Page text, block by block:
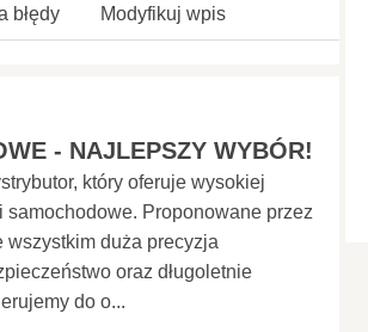
błędy Modyfikuj wpis
- NAJLEPSZY WYBÓR!
który oferuje wysokiej
Proponowane przez
wszystkim duża precyzja
oraz długoletnie
do o...